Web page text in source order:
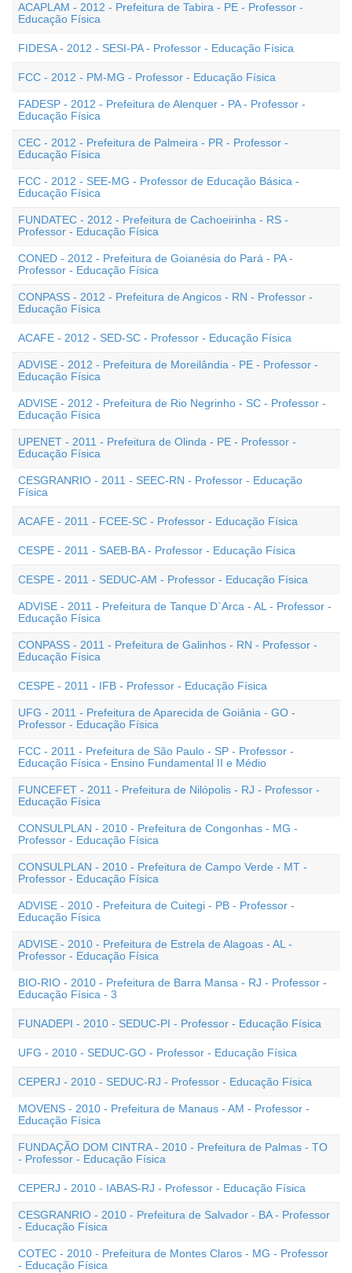
ACAPLAM - 2012 - Prefeitura de Tabira - PE - Professor -
Educação Física
FIDESA - 2012 - SESI-PA - Professor - Educação Física
FCC - 2012 - PM-MG - Professor - Educação Física
FADESP - 2012 - Prefeitura de Alenquer - PA - Professor -
Educação Física
CEC - 2012 - Prefeitura de Palmeira - PR - Professor -
Educação Física
FCC - 2012 - SEE-MG - Professor de Educação Básica -
Educação Física
FUNDATEC - 2012 - Prefeitura de Cachoeirinha - RS -
Professor - Educação Física
CONED - 2012 - Prefeitura de Goianésia do Pará - PA -
Professor - Educação Física
CONPASS - 2012 - Prefeitura de Angicos - RN - Professor -
Educação Física
ACAFE - 2012 - SED-SC - Professor - Educação Física
ADVISE - 2012 - Prefeitura de Moreilândia - PE - Professor -
Educação Física
ADVISE - 2012 - Prefeitura de Rio Negrinho - SC - Professor -
Educação Física
UPENET - 2011 - Prefeitura de Olinda - PE - Professor -
Educação Física
CESGRANRIO - 2011 - SEEC-RN - Professor - Educação
Física
ACAFE - 2011 - FCEE-SC - Professor - Educação Física
CESPE - 2011 - SAEB-BA - Professor - Educação Física
CESPE - 2011 - SEDUC-AM - Professor - Educação Física
ADVISE - 2011 - Prefeitura de Tanque D`Arca - AL - Professor -
Educação Física
CONPASS - 2011 - Prefeitura de Galinhos - RN - Professor -
Educação Física
CESPE - 2011 - IFB - Professor - Educação Física
UFG - 2011 - Prefeitura de Aparecida de Goiânia - GO -
Professor - Educação Física
FCC - 2011 - Prefeitura de São Paulo - SP - Professor -
Educação Física - Ensino Fundamental II e Médio
FUNCEFET - 2011 - Prefeitura de Nilópolis - RJ - Professor -
Educação Física
CONSULPLAN - 2010 - Prefeitura de Congonhas - MG -
Professor - Educação Física
CONSULPLAN - 2010 - Prefeitura de Campo Verde - MT -
Professor - Educação Física
ADVISE - 2010 - Prefeitura de Cuitegi - PB - Professor -
Educação Física
ADVISE - 2010 - Prefeitura de Estrela de Alagoas - AL -
Professor - Educação Física
BIO-RIO - 2010 - Prefeitura de Barra Mansa - RJ - Professor -
Educação Física - 3
FUNADEPI - 2010 - SEDUC-PI - Professor - Educação Física
UFG - 2010 - SEDUC-GO - Professor - Educação Física
CEPERJ - 2010 - SEDUC-RJ - Professor - Educação Física
MOVENS - 2010 - Prefeitura de Manaus - AM - Professor -
Educação Física
FUNDAÇÃO DOM CINTRA - 2010 - Prefeitura de Palmas - TO
- Professor - Educação Física
CEPERJ - 2010 - IABAS-RJ - Professor - Educação Física
CESGRANRIO - 2010 - Prefeitura de Salvador - BA - Professor
- Educação Física
COTEC - 2010 - Prefeitura de Montes Claros - MG - Professor
- Educação Física